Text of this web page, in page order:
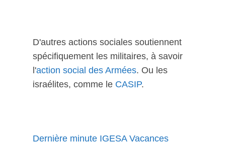
D'autres actions sociales soutiennent
spécifiquement les militaires, à savoir
l'action social des Armées. Ou les
israélites, comme le CASIP.
Dernière minute IGESA Vacances